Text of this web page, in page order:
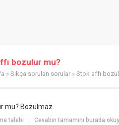
bozulur mu?
» Sıkça sorulan sorular » Stok affı
mu? Bozulmaz.
talebi | Cevabın tamamını burada